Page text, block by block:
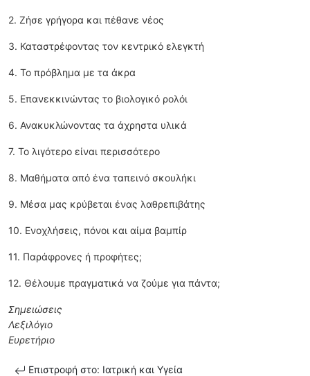
2. Ζήσε γρήγορα και πέθανε νέος
3. Καταστρέφοντας τον κεντρικό ελεγκτή
4. Το πρόβλημα με τα άκρα
5. Επανεκκινώντας το βιολογικό ρολόι
6. Ανακυκλώνοντας τα άχρηστα υλικά
7. Το λιγότερο είναι περισσότερο
8. Μαθήματα από ένα ταπεινό σκουλήκι
9. Μέσα μας κρύβεται ένας λαθρεπιβάτης
10. Ενοχλήσεις, πόνοι και αίμα βαμπίρ
11. Παράφρονες ή προφήτες;
12. Θέλουμε πραγματικά να ζούμε για πάντα;
Σημειώσεις
Λεξιλόγιο
Ευρετήριο
Επιστροφή στο: Ιατρική και Υγεία